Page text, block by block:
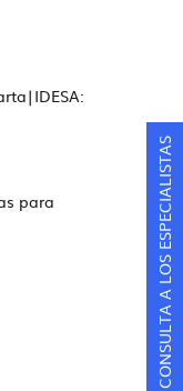
para
CONSULTA A LOS ESPECIALISTAS